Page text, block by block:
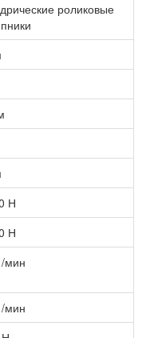
роликовые
Н
Н
мин
мин